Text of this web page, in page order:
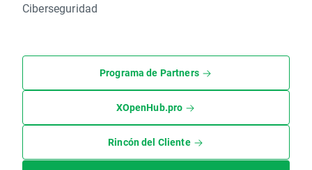
Ciberseguridad
Programa de Partners
XOpenHub.pro
Rincón del Cliente